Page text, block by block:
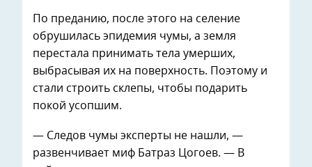
По преданию, после этого на селение
обрушилась эпидемия чумы, а земля
перестала принимать тела умерших,
выбрасывая их на поверхность. Поэтому и
стали строить склепы, чтобы подарить
покой усопшим.
— Следов чумы эксперты не нашли, —
развенчивает миф Батраз Цогоев. — В